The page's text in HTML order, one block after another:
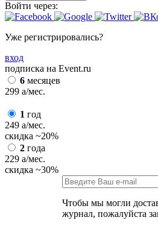
Войти через:
Уже регистрировались?
вход
подписка на Event.ru
6 месяцев
299 a/мес.
1 год
249 a/мес.
скидка ~20%
2 года
229 a/мес.
скидка ~30%
Чтобы мы могли
журнал, пожалуйста